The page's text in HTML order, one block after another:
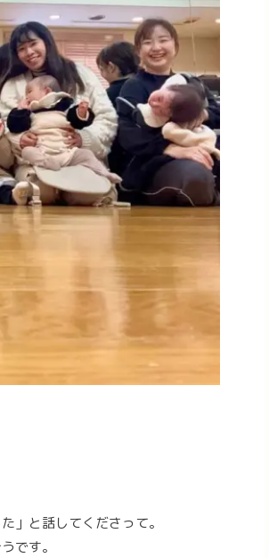
」と話してくださって。
です。